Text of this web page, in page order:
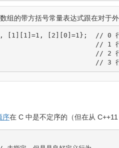
组的带方括号常量表达式跟在对于
, [ 1 ] [ 1 ] =1 , [ 2 ] [0 ] =1 } ;
// 0
// 1
// 2
// 3
序在 C 中是不定序的（但在从